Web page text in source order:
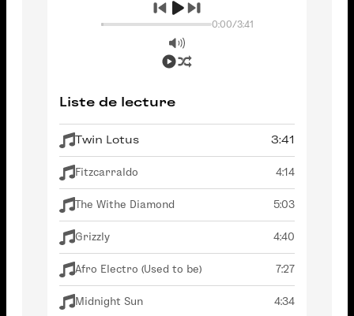
0:00/3:41
Liste de lecture
Twin Lotus 3:41
Fitzcarraldo 4:14
The Withe Diamond 5:03
Grizzly 4:40
Afro Electro (Used to be) 7:27
Midnight Sun 4:34